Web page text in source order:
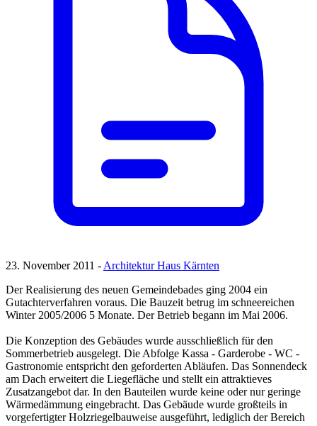
23. November 2011 -Architektur Haus Kärnten
Der Realisierung des neuen Gemeindebades ging 2004 ein
Gutachterverfahren voraus. Die Bauzeit betrug im schneereichen
Winter 2005/2006 5 Monate. Der Betrieb begann im Mai 2006.
Die Konzeption des Gebäudes wurde ausschließlich für den
Sommerbetrieb ausgelegt. Die Abfolge Kassa - Garderobe - WC -
Gastronomie entspricht den geforderten Abläufen. Das Sonnendeck
am Dach erweitert die Liegefläche und stellt ein attraktieves
Zusatzangebot dar. In den Bauteilen wurde keine oder nur geringe
Wärmedämmung eingebracht. Das Gebäude wurde großteils in
vorgefertigter Holzriegelbauweise ausgeführt, lediglich der Bereich